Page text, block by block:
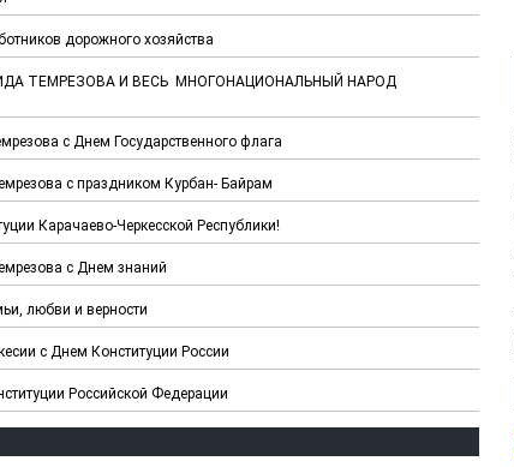
дорожного хозяйства
ТЕМРЕЗОВА И ВЕСЬ МНОГОНАЦИОНАЛЬНЫЙ НАРОД
с Днем Государственного флага
с праздником Курбан- Байрам
Карачаево-Черкесской Республики!
с Днем знаний
любви и верности
с Днем Конституции России
Российской Федерации